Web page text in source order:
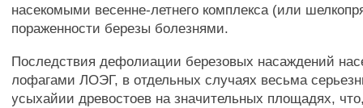
насекомыми весенне-летнего комплекса (или
пораженности березы болезнями.
Последствия дефолиации березовых насаждений
лофагами ЛОЭГ, в отдельных случаях весьма
усыхайии древостоев на значительных площадях,